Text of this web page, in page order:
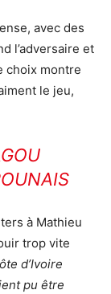
avec des
l’adversaire et
choix montre
le jeu,
à Mathieu
trop vite
d’Ivoire
pu être